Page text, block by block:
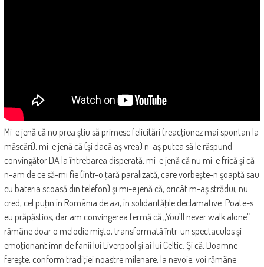
Mi-e jenă că nu prea ştiu să primesc felicitări (reacţionez mai spontan la
măscări), mi-e jenă că (şi dacă aş vrea) n-aş putea să le răspund
convingător DA la întrebarea disperată, mi-e jenă că nu mi-e frică şi că
n-am de ce să-mi fie (într-o ţară paralizată, care vorbeşte-n şoaptă sau
cu bateria scoasă din telefon) şi mi-e jenă că, oricât m-aş strădui, nu
cred, cel puţin în România de azi, în solidarităţile declamative. Poate-s
eu prăpăstios, dar am convingerea fermă că „You’ll never walk alone”
rămâne doar o melodie mişto, transformată într-un spectaculos şi
emoţionant imn de fanii lui Liverpool şi ai lui Celtic. Şi că, Doamne
fereşte, conform tradiţiei noastre milenare, la nevoie, voi rămâne